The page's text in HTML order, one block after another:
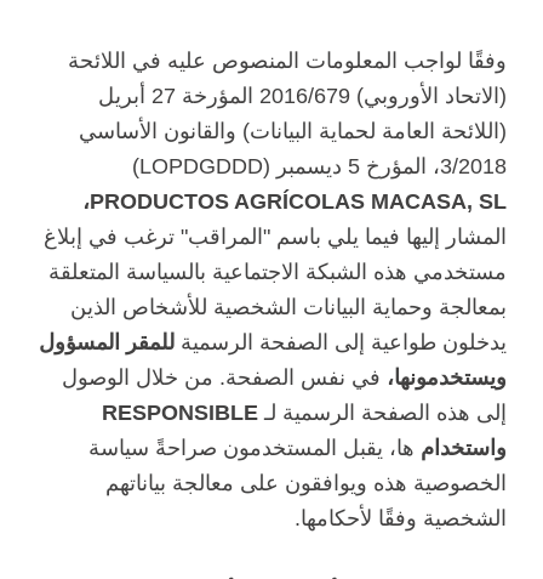
وفقًا لواجب المعلومات المنصوص عليه في اللائحة
(الاتحاد الأوروبي) 2016/679 المؤرخة 27 أبريل
(اللائحة العامة لحماية البيانات) والقانون الأساسي
3/2018، المؤرخ 5 ديسمبر (LOPDGDDD)
PRODUCTOS AGRÍCOLAS MACASA, SL،
المشار إليها فيما يلي باسم "المراقب" ترغب في إبلاغ
مستخدمي هذه الشبكة الاجتماعية بالسياسة المتعلقة
بمعالجة وحماية البيانات الشخصية للأشخاص الذين
يدخلون طواعية إلى الصفحة الرسمية للمقر المسؤول
ويستخدمونها، في نفس الصفحة. من خلال الوصول
إلى هذه الصفحة الرسمية لـ RESPONSIBLE
واستخدام ها، يقبل المستخدمون صراحةً سياسة
الخصوصية هذه ويوافقون على معالجة بياناتهم
الشخصية وفقًا لأحكامها.